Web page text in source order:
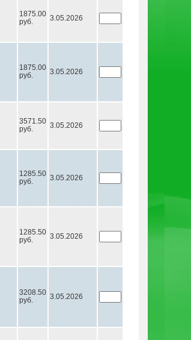
1875.00
руб.
3.05.2026
1875.00
руб.
3.05.2026
3571.50
руб.
3.05.2026
1285.50
руб.
3.05.2026
1285.50
руб.
3.05.2026
3208.50
руб.
3.05.2026